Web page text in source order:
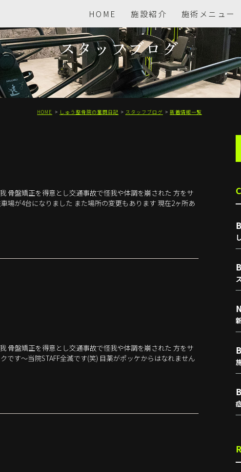
HOME 施設紹介 施術メニュー
スタッフブログ
HOME しゅう整骨院の奮闘日記 スタッフブログ 新着情報一覧
骨盤矯正を得意とし交通事故で怪我や体調を崩された 方をサ
場が4台になりました また場所の変更もあります 現在2ヶ所あ
骨盤矯正を得意とし交通事故で怪我や体調を崩された 方をサ
です～当院STAFF全滅です(笑) 目薬がポッケからはなれません